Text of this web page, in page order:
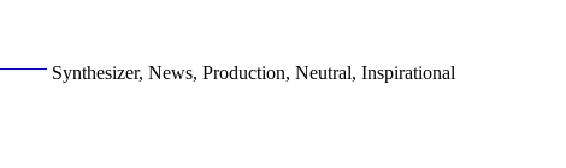
Synthesizer, News, Production, Neutral, Inspirational